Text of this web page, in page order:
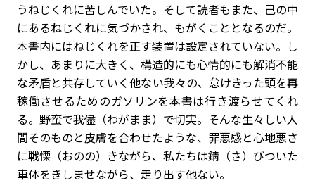
うねじくれに苦しんでいた。そして読者もまた、己の中
にあるねじくれに気づかされ、もがくこととなるのだ。
本書内にはねじくれを正す装置は設定されていない。し
かし、あまりに大きく、構造的にも心情的にも解消不能
な矛盾と共存していく他ない我々の、怠けきった頭を再
稼働させるためのガソリンを本書は行き渡らせてくれ
る。野蛮で我儘（わがまま）で切実。そんな生々しい人
間そのものと皮膚を合わせたような、罪悪感と心地悪さ
に戦慄（おのの）きながら、私たちは錆（さ）びついた
車体をきしませながら、走り出す他ない。